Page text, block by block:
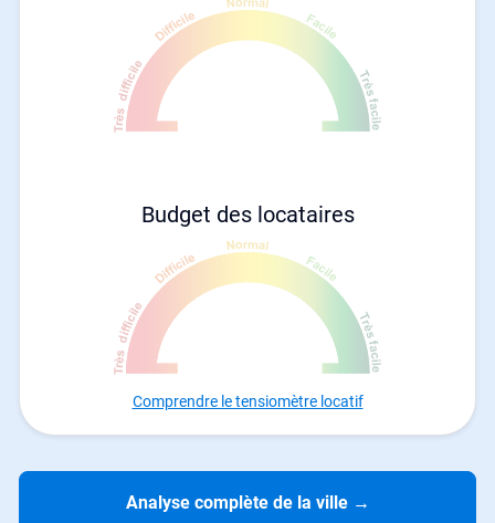
Budget des locataires
Comprendre le tensiomètre locatif
Analyse complète de la ville →